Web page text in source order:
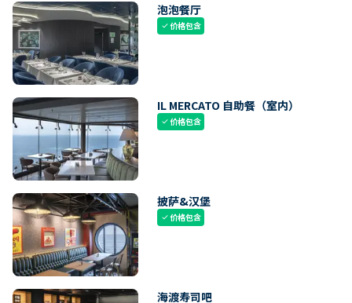
泡泡餐厅
check价格包含
IL MERCATO 自助餐（室内）
check价格包含
披萨&汉堡
check价格包含
海渡寿司吧